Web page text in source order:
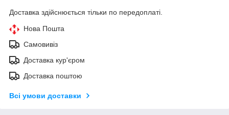
Доставка здійснюється тільки по передоплаті.
Нова Пошта
Самовивіз
Доставка кур'єром
Доставка поштою
Всі умови доставки